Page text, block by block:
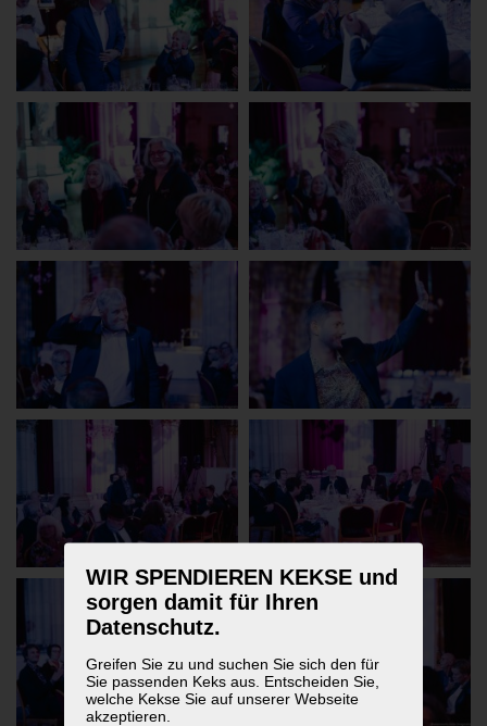
WIR SPENDIEREN KEKSE und
sorgen damit für Ihren
Datenschutz.
Greifen Sie zu und suchen Sie sich den für
Sie passenden Keks aus. Entscheiden Sie,
welche Kekse Sie auf unserer Webseite
akzeptieren.